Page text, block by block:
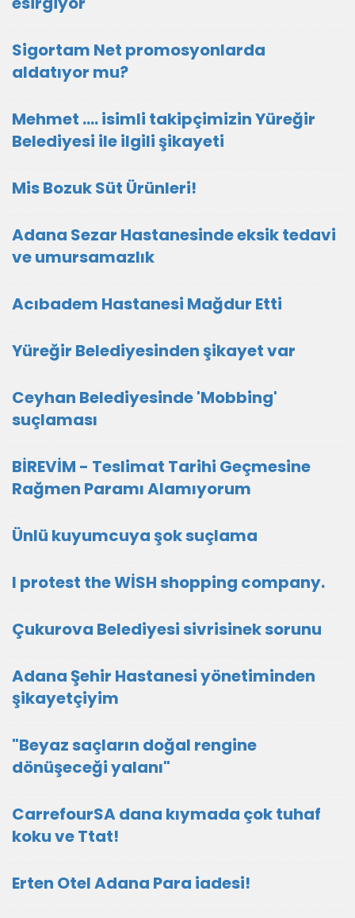
Sigortam Net promosyonlarda
aldatıyor mu?
Mehmet .... isimli takipçimizin Yüreğir
Belediyesi ile ilgili şikayeti
Mis Bozuk Süt Ürünleri!
Adana Sezar Hastanesinde eksik tedavi
ve umursamazlık
Acıbadem Hastanesi Mağdur Etti
Yüreğir Belediyesinden şikayet var
Ceyhan Belediyesinde 'Mobbing'
suçlaması
BİREVİM - Teslimat Tarihi Geçmesine
Rağmen Paramı Alamıyorum
Ünlü kuyumcuya şok suçlama
I protest the WİSH shopping company.
Çukurova Belediyesi sivrisinek sorunu
Adana Şehir Hastanesi yönetiminden
şikayetçiyim
"Beyaz saçların doğal rengine
dönüşeceği yalanı"
CarrefourSA dana kıymada çok tuhaf
koku ve Ttat!
Erten Otel Adana Para iadesi!